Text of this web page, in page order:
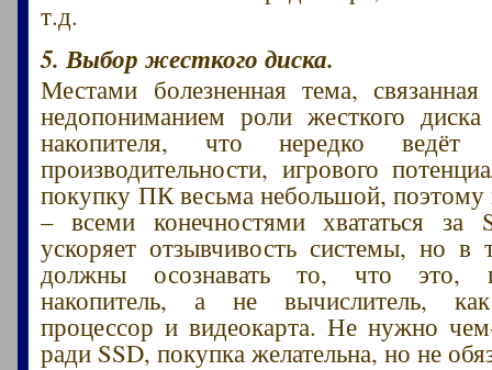
т.д.
5. Выбор жесткого диска.
Местами болезненная тема,
недопониманием роли жесткого
накопителя, что нередко
производительности, игрового
покупку ПК весьма небольшой,
– всеми конечностями хвататься
ускоряет отзывчивость системы, но
должны осознавать то, что это,
накопитель, а не вычислитель,
процессор и видеокарта. Не нужно
ради SSD, покупка желательна, но не